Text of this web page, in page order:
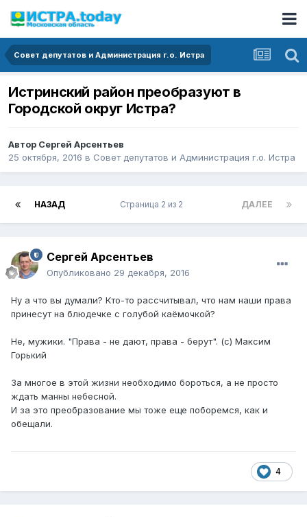
Совет депутатов и Администрация г.о. Истра
Истринский район преобразуют в
Городской округ Истра?
Автор Сергей Арсентьев
25 октября, 2016 в Совет депутатов и Администрация г.о. Истра
НАЗАД ДАЛЕЕ
Страница 2 из 2
Сергей Арсентьев
Опубликовано 29 декабря, 2016
Ну а что вы думали? Кто-то рассчитывал, что нам наши права
принесут на блюдечке с голубой каёмочкой?
Не, мужики. "Права - не дают, права - берут". (c) Максим
Горький
За многое в этой жизни необходимо бороться, а не просто
ждать манны небесной.
И за это преобразование мы тоже еще поборемся, как и
обещали.
4